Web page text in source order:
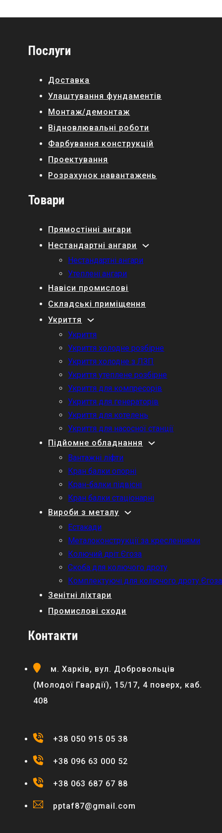
Послуги
Доставка
Улаштування фундаментів
Монтаж/демонтаж
Відновлювальні роботи
Фарбування конструкцій
Проектування
Розрахунок навантажень
Товари
Прямостінні ангари
Нестандартні ангари
Нестандартні ангари
Утеплені ангари
Навіси промислові
Складські приміщення
Укриття
Укриття
Укриття холодне розбірне
Укриття холодне з ЛЗП
Укриття утеплене розбірне
Укриття для компресорів
Укриття для генераторів
Укриття для котелень
Укриття для насосної станції
Підйомне обладнання
Вантажні ліфти
Кран балки опорні
Кран-балки підвісні
Кран балки стаціонарні
Вироби з металу
Естакади
Металоконструкції за кресленнями
Колючий дріт Єгоза
Скоба для колючого дроту
Комплектуючі для колючого дроту Єгоза
Зенітні ліхтари
Промислові сходи
Контакти
м. Харків, вул. Добровольців
(Молодої Гвардії), 15/17, 4 поверх, каб.
408
+38 050 915 05 38
+38 096 63 000 52
+38 063 687 67 88
pptaf87@gmail.com